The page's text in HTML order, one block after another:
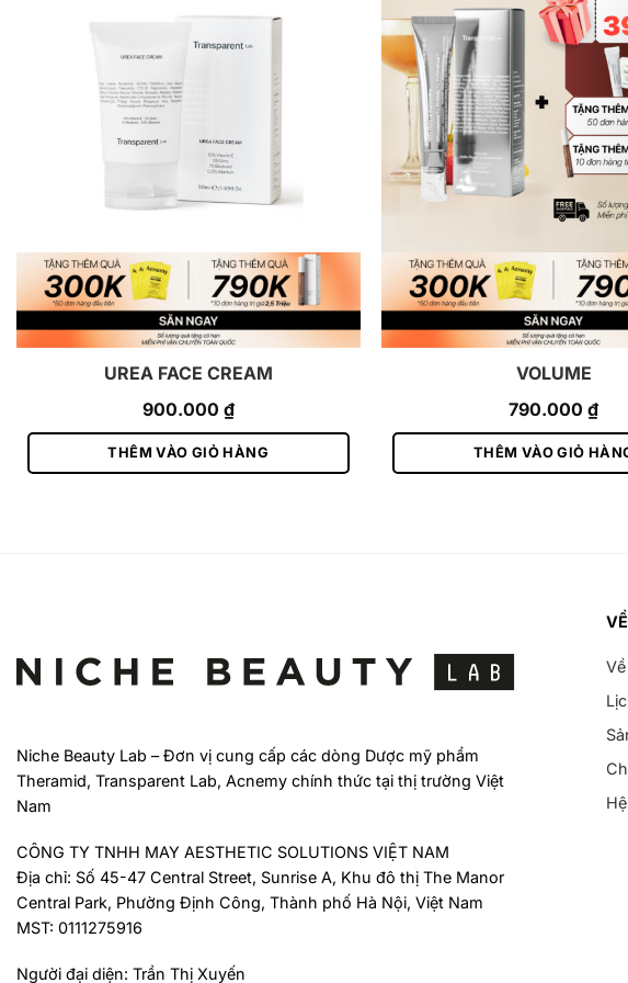
UREA FACE CREAM
900.000 ₫
THÊM VÀO GIỎ HÀNG
VOLUME
790.000₫
THÊM VÀO GIỎ
Niche Beauty Lab – Đơn vị cung cấp các dòng Dược mỹ phẩm
Theramid, Transparent Lab, Acnemy chính thức tại thị trường Việt
Nam
CÔNG TY TNHH MAY AESTHETIC SOLUTIONS VIỆT NAM
Địa chỉ: Số 45-47 Central Street, Sunrise A, Khu đô thị The Manor
Central Park, Phường Định Công, Thành phố Hà Nội, Việt Nam
MST: 0111275916
Người đại diện: Trần Thị Xuyến